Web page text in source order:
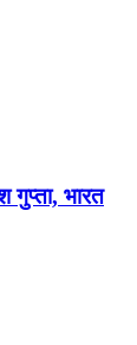
गुप्ता, भारत